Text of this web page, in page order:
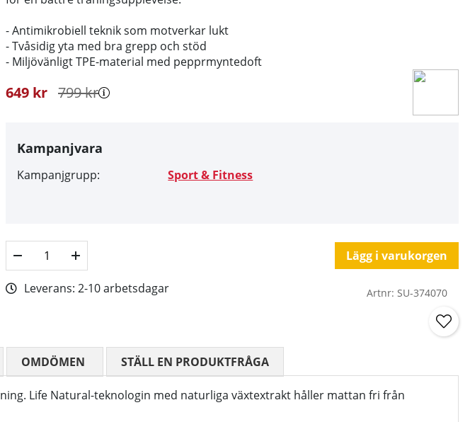
- Antimikrobiell teknik som motverkar lukt
- Tvåsidig yta med bra grepp och stöd
- Miljövänligt TPE-material med pepprmyntedoft
799kr
649 kr
Kampanjvara
Kampanjgrupp: Sport & Fitness
Lägg i varukorgen
Leverans: 2-10 arbetsdagar Artnr: SU-374070
Life Natural-teknologin med naturliga växtextrakt håller mattan fri från
OMDÖMEN MEDELBETYG 0 AV 5 ANTAL BETYG 0
STÄLL EN PRODUKTFRÅGA